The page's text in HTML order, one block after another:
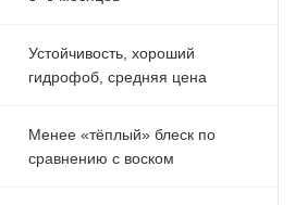
Устойчивость, хороший
гидрофоб, средняя цена
Менее «тёплый» блеск по
сравнению с воском